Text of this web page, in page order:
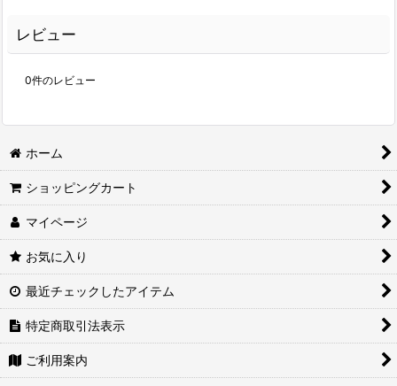
レビュー
0件のレビュー
ホーム
ショッピングカート
マイページ
お気に入り
最近チェックしたアイテム
特定商取引法表示
ご利用案内